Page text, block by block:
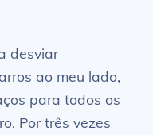
desviar
ao meu lado,
para todos os
Por três vezes